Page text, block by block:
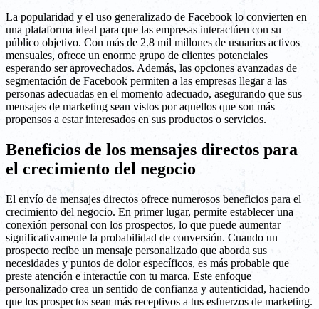
La popularidad y el uso generalizado de Facebook lo convierten en
una plataforma ideal para que las empresas interactúen con su
público objetivo. Con más de 2.8 mil millones de usuarios activos
mensuales, ofrece un enorme grupo de clientes potenciales
esperando ser aprovechados. Además, las opciones avanzadas de
segmentación de Facebook permiten a las empresas llegar a las
personas adecuadas en el momento adecuado, asegurando que sus
mensajes de marketing sean vistos por aquellos que son más
propensos a estar interesados en sus productos o servicios.
Beneficios de los mensajes directos para
el crecimiento del negocio
El envío de mensajes directos ofrece numerosos beneficios para el
crecimiento del negocio. En primer lugar, permite establecer una
conexión personal con los prospectos, lo que puede aumentar
significativamente la probabilidad de conversión. Cuando un
prospecto recibe un mensaje personalizado que aborda sus
necesidades y puntos de dolor específicos, es más probable que
preste atención e interactúe con tu marca. Este enfoque
personalizado crea un sentido de confianza y autenticidad, haciendo
que los prospectos sean más receptivos a tus esfuerzos de marketing.